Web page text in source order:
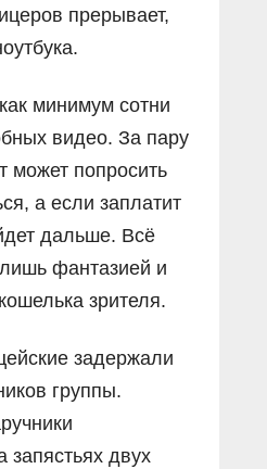
прерывает,
минимум сотни
видео. За пару
может попросить
а если заплатит
дальше. Всë
фантазией и
зрителя.
задержали
группы.
запястьях двух